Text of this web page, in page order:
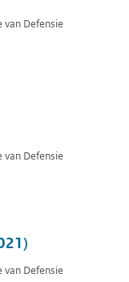
Defensie
Defensie
Defensie